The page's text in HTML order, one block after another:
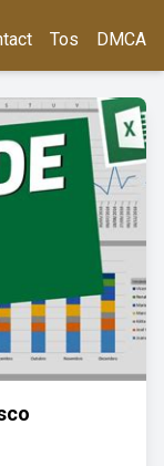
Tos DMCA